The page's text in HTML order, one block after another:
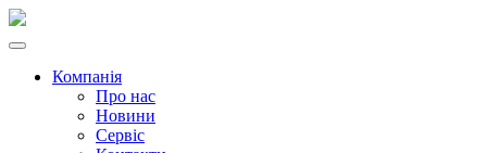
Компанія
Про нас
Новини
Сервіс